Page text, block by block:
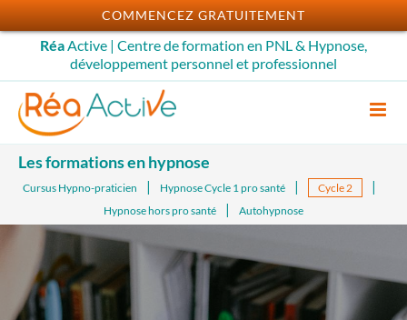
Passer
au
contenu
RéaActive | Centre de formation en PNL & Hypnose,
développement personnel et professionnel
Les formations en hypnose
Cursus Hypno-praticien Hypnose Cycle 1 pro santé
Cycle 2
Hypnose hors pro santé
Autohypnose
COMMENCEZ GRATUITEMENT